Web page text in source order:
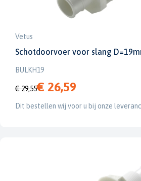
Vetus
Schotdoorvoer voor slang
BULKH19
€ 29,55€ 26,59
Dit bestellen wij voor u bij onze